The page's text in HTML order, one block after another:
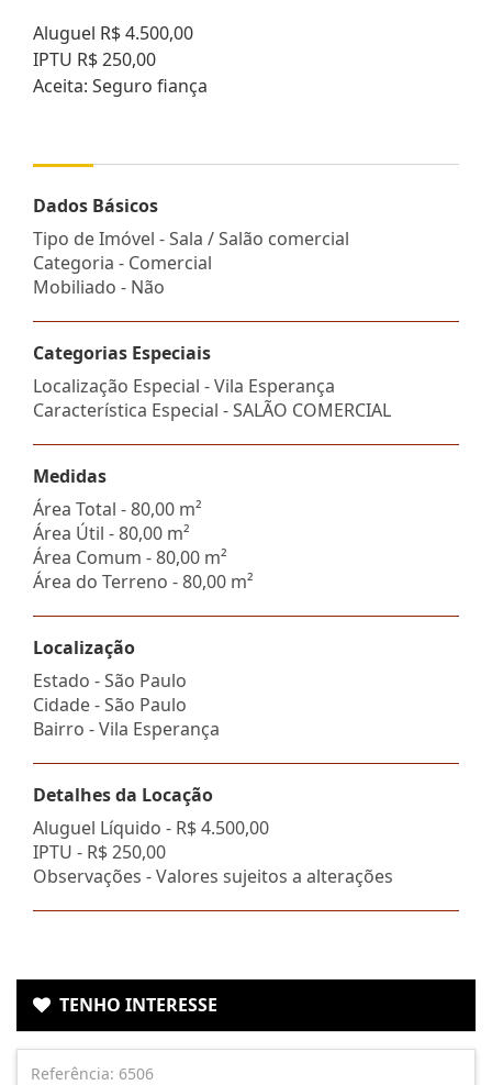
Aluguel R$ 4.500,00
IPTU R$ 250,00
Aceita: Seguro fiança
Dados Básicos
Tipo de Imóvel - Sala / Salão comercial
Categoria - Comercial
Mobiliado - Não
Categorias Especiais
Localização Especial - Vila Esperança
Característica Especial - SALÃO COMERCIAL
Medidas
Área Total - 80,00 m²
Área Útil - 80,00 m²
Área Comum - 80,00 m²
Área do Terreno - 80,00 m²
Localização
Estado -São Paulo
Cidade -São Paulo
Bairro -Vila Esperança
Detalhes da Locação
Aluguel Líquido - R$ 4.500,00
IPTU - R$ 250,00
Observações - Valores sujeitos a alterações
TENHO INTERESSE